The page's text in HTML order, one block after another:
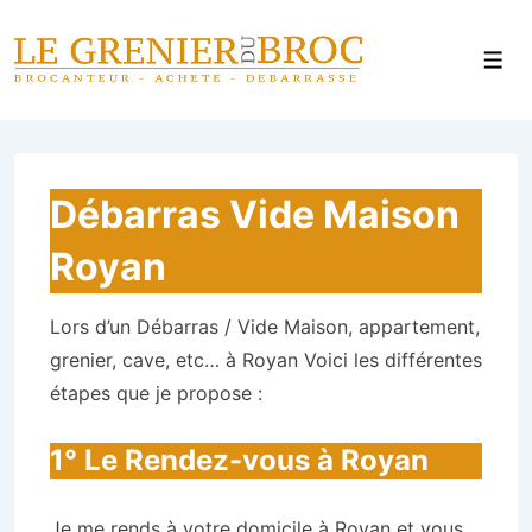
passer
au
Débarras Vide Maison
Royan
Lors d’un Débarras / Vide Maison, appartement,
grenier, cave, etc… à Royan Voici les différentes
étapes que je propose :
1° Le Rendez-vous à Royan